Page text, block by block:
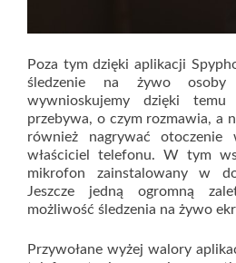
Poza tym dzięki aplikacji
śledzenie na żywo osoby
wywnioskujemy dzięki
przebywa, o czym rozmawia, a
również nagrywać
właściciel telefonu. W tym
mikrofon zainstalowany w
Jeszcze jedną ogromną
możliwość śledzenia na żywo
Przywołane wyżej walory